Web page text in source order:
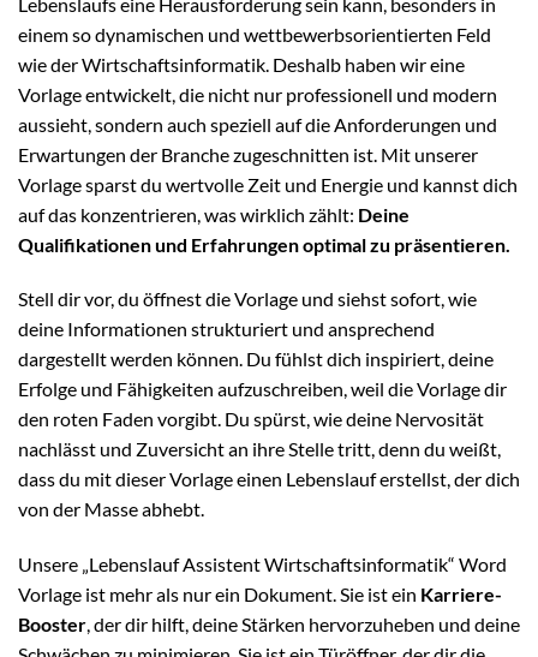
einem so dynamischen und wettbewerbsorientierten Feld
wie der Wirtschaftsinformatik. Deshalb haben wir eine
Vorlage entwickelt, die nicht nur professionell und modern
aussieht, sondern auch speziell auf die Anforderungen und
Erwartungen der Branche zugeschnitten ist. Mit unserer
Vorlage sparst du wertvolle Zeit und Energie und kannst dich
auf das konzentrieren, was wirklich zählt: Deine
Qualifikationen und Erfahrungen optimal zu präsentieren.
Stell dir vor, du öffnest die Vorlage und siehst sofort, wie
deine Informationen strukturiert und ansprechend
dargestellt werden können. Du fühlst dich inspiriert, deine
Erfolge und Fähigkeiten aufzuschreiben, weil die Vorlage dir
den roten Faden vorgibt. Du spürst, wie deine Nervosität
nachlässt und Zuversicht an ihre Stelle tritt, denn du weißt,
dass du mit dieser Vorlage einen Lebenslauf erstellst, der dich
von der Masse abhebt.
Unsere „Lebenslauf Assistent Wirtschaftsinformatik“ Word
Vorlage ist mehr als nur ein Dokument. Sie ist ein Karriere-
Booster, der dir hilft, deine Stärken hervorzuheben und deine